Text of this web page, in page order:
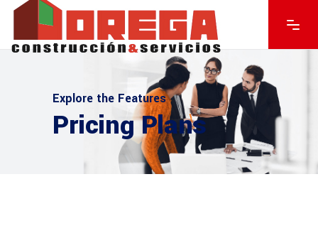
Explore the Features
Pricing Plans